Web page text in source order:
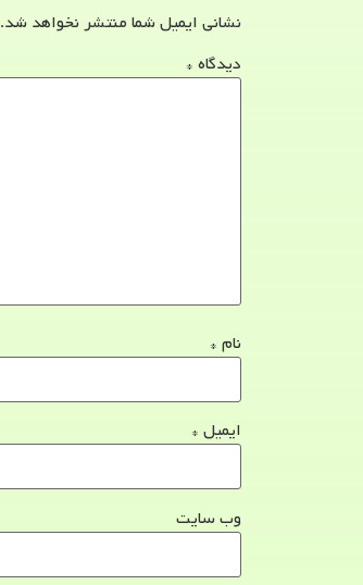
نشانی ایمیل شما منتشر نخواهد شد.
دیدگاه *
نام *
ایمیل *
وب‌ سایت